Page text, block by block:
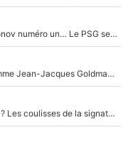
Suzuki recruté, Chevalier veut se battre, Safonov numéro un… Le PSG se lance encore dans un gros chantier pour le poste de gardien de but
Un documentaire avec Zinedine Zidane : Comme Jean-Jacques Goldman et Mylène Farmer, le nouveau sélectionneur de l'équipe de France a recalé une journaliste très connue
Le PSG comme seule option après Barcelone ? Les coulisses de la signature historique de Lionel Messi sont révélées au grand jour !